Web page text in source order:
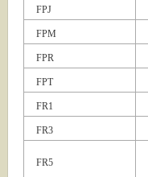
FPJ
FPM
FPR
FPT
FR1
FR3
FR5